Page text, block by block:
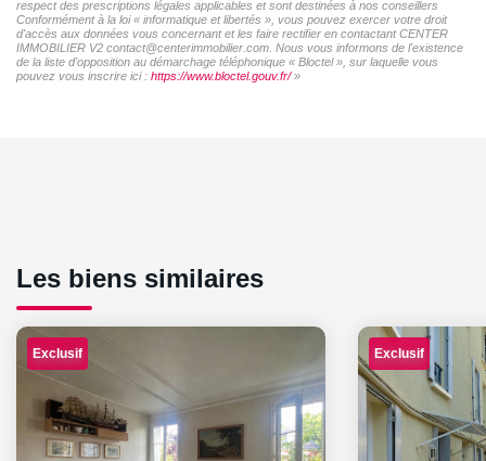
respect des prescriptions légales applicables et sont destinées à nos conseillers
Conformément à la loi « informatique et libertés », vous pouvez exercer votre droit
d'accès aux données vous concernant et les faire rectifier en contactant CENTER
IMMOBILIER V2 contact@centerimmobilier.com. Nous vous informons de l'existence
de la liste d'opposition au démarchage téléphonique « Bloctel », sur laquelle vous
pouvez vous inscrire ici : https://www.bloctel.gouv.fr/»
Les biens similaires
Exclusif Exclusif